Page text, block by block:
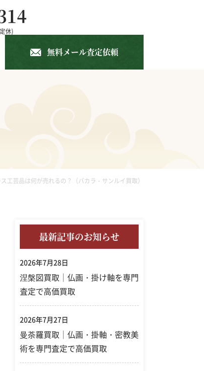
休)
急須
無料メール査定依頼
工芸品は何が売れるの？（バカラ・サンルイ買取）
最新記事のお知らせ
涅槃図買取｜仏画・掛け軸を専門
査定で高価買取
2026年7月28日
曼荼羅買取｜仏画・掛軸・密教美
術を専門査定で高価買取
2026年7月27日